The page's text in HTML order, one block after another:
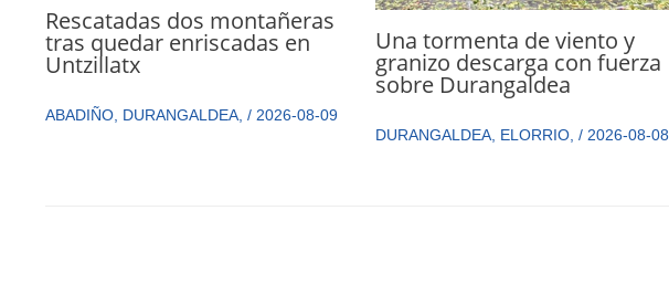
Rescatadas dos montañeras
tras quedar enriscadas en
Untzillatx
ABADIÑO, DURANGALDEA, / 2026-08-09
Una tormenta de viento y
granizo descarga con fuerza
sobre Durangaldea
DURANGALDEA ELORRIO ,/ 2026-08-08